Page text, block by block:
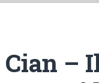
–